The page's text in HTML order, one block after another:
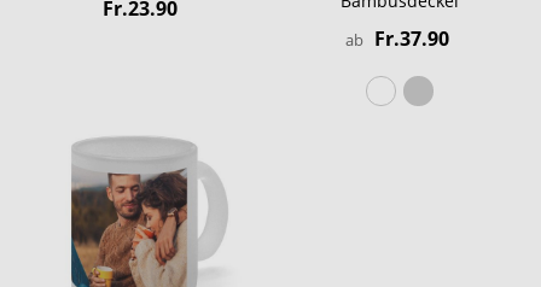
Fr.23.90
ab Fr.37.90